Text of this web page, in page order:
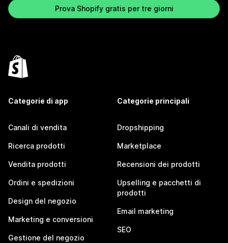
Prova Shopify gratis per tre giorni
Categorie di app
Canali di vendita
Ricerca prodotti
Vendita prodotti
Ordini e spedizioni
Design del negozio
Marketing e conversioni
Gestione del negozio
Categorie principali
Dropshipping
Marketplace
Recensioni dei prodotti
Upselling e pacchetti di
prodotti
Email marketing
SEO